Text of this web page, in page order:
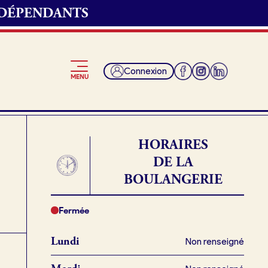
MENU Connexion
Je suis fournisseur
HORAIRES
DE LA
BOULANGERIE
Fermée
Lundi Non renseigné
du